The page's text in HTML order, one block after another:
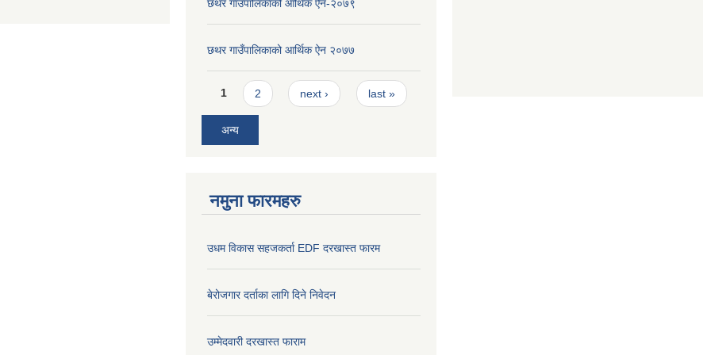
छथर गाउँपालिकाको आर्थिक ऐन-२०७९
छथर गाउँपालिकाको आर्थिक ऐन २०७७
Pages
1 2 next › last »
अन्य
नमुना फारमहरु
उधम विकास सहजकर्ता EDF दरखास्त फारम
बेरोजगार दर्ताका लागि दिने निवेदन
उम्मेदवारी दरखास्त फाराम